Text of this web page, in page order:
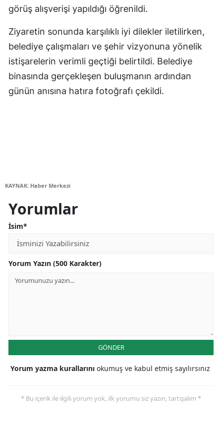
görüş alışverişi yapıldığı öğrenildi.
Ziyaretin sonunda karşılıklı iyi dilekler iletilirken,
belediye çalışmaları ve şehir vizyonuna yönelik
istişarelerin verimli geçtiği belirtildi. Belediye
binasında gerçekleşen buluşmanın ardından
günün anısına hatıra fotoğrafı çekildi.
KAYNAK: Haber Merkezi
Yorumlar
İsim*
Yorum Yazın (500 Karakter)
GÖNDER
Yorum yazma kurallarını okumuş ve kabul etmiş sayılırsınız
* Bu içerik ile ilgili yorum yok, ilk yorumu siz yazın, tartışalım *